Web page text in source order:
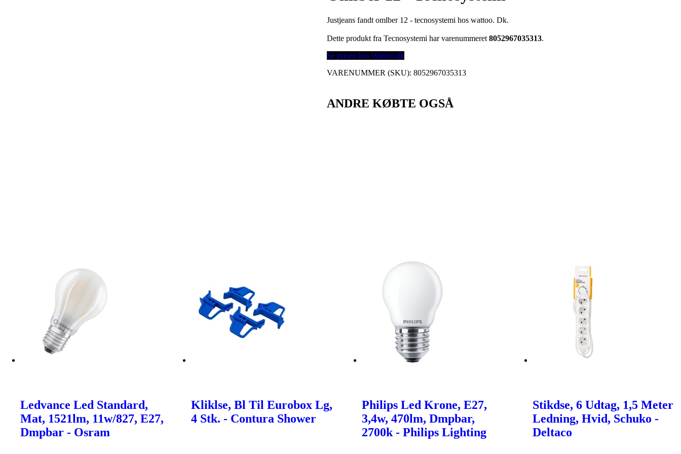
Justjeans fandt omlber 12 - tecnosystemi hos wattoo. Dk.
Dette produkt fra Tecnosystemi har varenummeret8052967035313.
Se prisen hos Wattoo.dk
VARENUMMER (SKU):8052967035313
ANDRE KØBTE OGSÅ
Ledvance Led Standard,
Mat, 1521lm, 11w/827, E27,
Dmpbar - Osram
Kliklse, Bl Til Eurobox Lg,
4 Stk. - Contura Shower
Philips Led Krone, E27,
3,4w, 470lm, Dmpbar,
2700k - Philips Lighting
Stikdse, 6 Udtag, 1,5 Meter
Ledning, Hvid, Schuko -
Deltaco